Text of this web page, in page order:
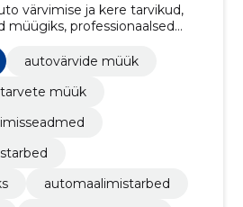
värvimise ja kere tarvikud,
müügiks, professionaalsed
Autovärvid, värvimistarvikud,
värvikabiinid,
autovärvide müük
müük
automaalimistarbed